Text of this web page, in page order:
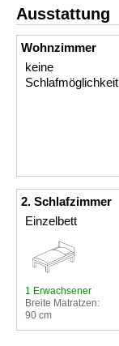
Ausstattung
Wohnzimmer
keine
Schlafmöglichkeit
2. Schlafzimmer
Einzelbett
1 Erwachsener
Breite Matratzen:
90 cm